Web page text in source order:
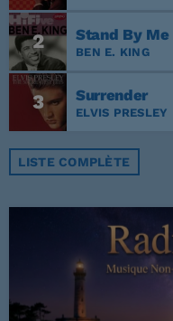
2 Stand By Me
BEN E. KING
3 Surrender
ELVIS PRESLEY
LISTE COMPLÈTE